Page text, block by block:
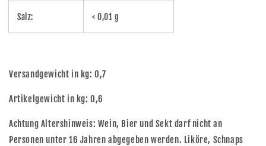
Salz: < 0,01 g
Versandgewicht in kg: 0,7
Artikelgewicht in kg: 0,6
Achtung Altershinweis: Wein, Bier und Sekt darf nicht an
Personen unter 16 Jahren abgegeben werden. Liköre, Schnaps